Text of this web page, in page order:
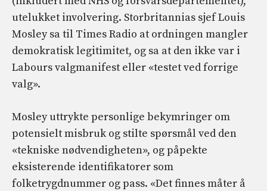
utelukket involvering. Storbritannias sjef Louis
Mosley sa til Times Radio at ordningen mangler
demokratisk legitimitet, og sa at den ikke var i
Labours valgmanifest eller «testet ved forrige
valg».
Mosley uttrykte personlige bekymringer om
potensielt misbruk og stilte spørsmål ved den
«tekniske nødvendigheten», og påpekte
eksisterende identifikatorer som
folketrygdnummer og pass. «Det finnes måter å